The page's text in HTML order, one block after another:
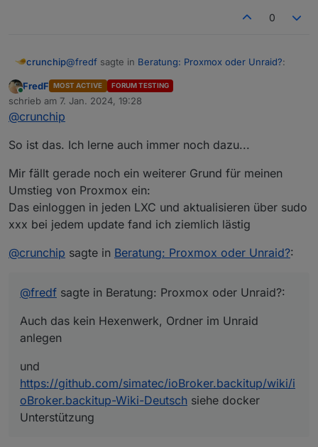
0
crunchip@fredf sagte in Beratung: Proxmox oder Unraid?:
Auch das kein Hexenwerk, Ordner im Unraid
https://github.com/simatec/ioBroker.backitup/wiki/ioB
roker.backitup-Wiki-Deutschsiehe docker
@fredfsagte inBeratung: Proxmox oder Unraid?
auf einem Raspi bzw. Slave
möchte ich nicht nutzen
ich versuch die Tage nochmal mein Glück, allerdings
alles noch Neuland, da fühl ich mich noch nicht so
wenn mal was nicht mehr läuft, etc
klasse, aber bis dahin vergeht noch ne Weile
Online
FredF MOST ACTIVE FORUM TESTING
schrieb am 7. Jan. 2024, 19:28
zuletzt editiert von
@crunchip
So ist das. Ich lerne auch immer noch dazu...
Mir fällt gerade noch ein weiterer Grund für meinen
Umstieg von Proxmox ein:
Das einloggen in jeden LXC und aktualisieren über sudo
xxx bei jedem update fand ich ziemlich lästig
@crunchip sagte in Beratung: Proxmox oder Unraid?:
@fredf sagte in Beratung: Proxmox oder Unraid?:
Auch das kein Hexenwerk, Ordner im Unraid
anlegen
und
https://github.com/simatec/ioBroker.backitup/wiki/i
oBroker.backitup-Wiki-Deutsch siehe docker
Unterstützung